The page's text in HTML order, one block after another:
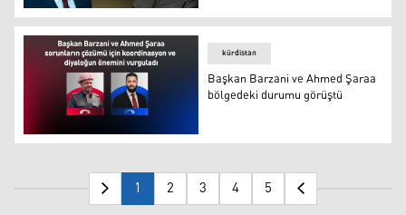
Başkan Barzani ve Ürdün Kralı, bölgedeki gelişmeleri
Başkan Barzani ve Ahmed Şaraa bölgedeki durumu
kürdistan
Başkan Barzani ve Ahmed Şaraa
bölgedeki durumu görüştü
1 2 3 4 5